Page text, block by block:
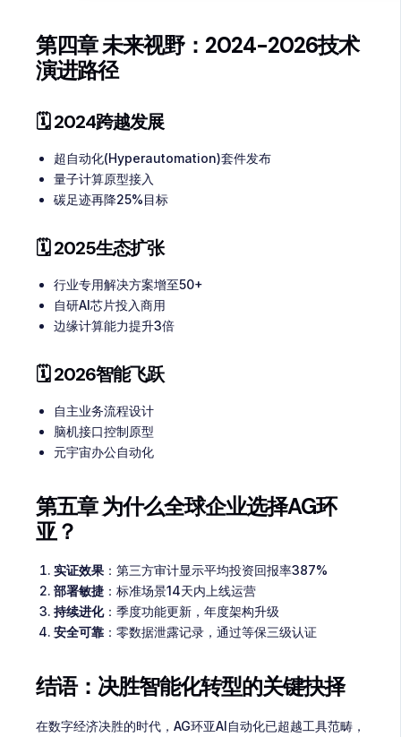
第四章 未来视野：2024-2026技术
演进路径
🗓️ 2024跨越发展
超自动化(Hyperautomation)套件发布
量子计算原型接入
碳足迹再降25%目标
🗓️ 2025生态扩张
行业专用解决方案增至50+
自研AI芯片投入商用
边缘计算能力提升3倍
🗓️ 2026智能飞跃
自主业务流程设计
脑机接口控制原型
元宇宙办公自动化
第五章 为什么全球企业选择AG环
亚？
实证效果：第三方审计显示平均投资回报率387%
部署敏捷：标准场景14天内上线运营
持续进化：季度功能更新，年度架构升级
安全可靠：零数据泄露记录，通过等保三级认证
结语：决胜智能化转型的关键抉择
在数字经济决胜的时代，AG环亚AI自动化已超越工具范畴，